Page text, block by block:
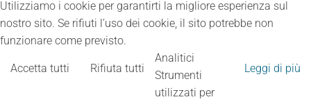
Utilizziamo i cookie per garantirti la migliore esperienza sul
nostro sito. Se rifiuti l’uso dei cookie, il sito potrebbe non
funzionare come previsto.
Accetta tutti Rifiuta tutti Leggi di più
Analitici
Strumenti
utilizzati per